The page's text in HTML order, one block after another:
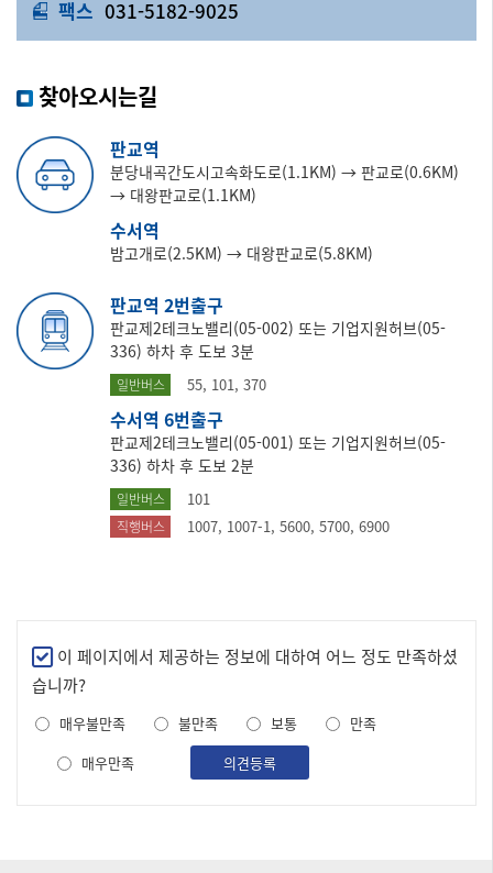
팩스 031-5182-9025
찾아오시는길
판교역
분당내곡간도시고속화도로(1.1KM) → 판교로(0.6KM)
→ 대왕판교로(1.1KM)
수서역
밤고개로(2.5KM) → 대왕판교로(5.8KM)
판교역 2번출구
판교제2테크노밸리(05-002) 또는 기업지원허브(05-
336) 하차 후 도보 3분
일반버스 55, 101, 370
수서역 6번출구
판교제2테크노밸리(05-001) 또는 기업지원허브(05-
336) 하차 후 도보 2분
일반버스 101
직행버스 1007, 1007-1, 5600, 5700, 6900
만
족
도
조
이 페이지에서 제공하는 정보에 대하여 어느 정도 만족하셨
습니까?
매우불만족 불만족 보통
만족
매우만족
의견등록